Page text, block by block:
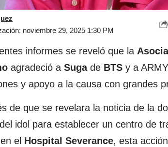
noviembre 29, 2025 1:30 PM
informes se reveló que la
agradeció a Sugade BTS y a
y apoyo a la causa con grandes
de que se revelara la noticia de la
idol para establecer un centro de
el Hospital Severance, esta